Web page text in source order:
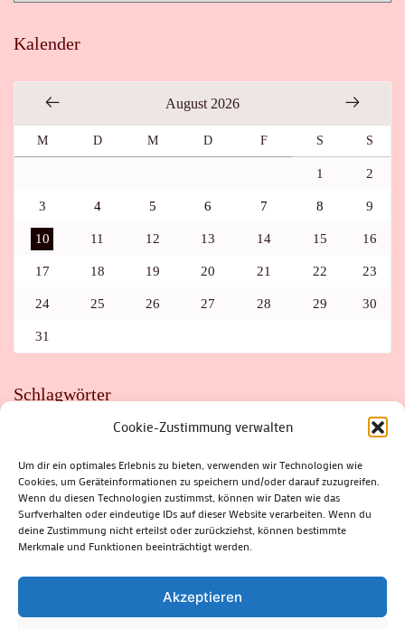
Cookie-Zustimmung verwalten
Um dir ein optimales Erlebnis zu bieten, verwenden wir Technologien wie
Cookies, um Geräteinformationen zu speichern und/oder darauf zuzugreifen.
Wenn du diesen Technologien zustimmst, können wir Daten wie das
Surfverhalten oder eindeutige IDs auf dieser Website verarbeiten. Wenn du
deine Zustimmung nicht erteilst oder zurückziehst, können bestimmte
Merkmale und Funktionen beeinträchtigt werden.
Akzeptieren
Kalender
August 2026
M D M D F S S
1 2
3 4 5 6 7 8 9
10 11 12 13 14 15 16
17 18 19 20 21 22 23
24 25 26 27 28 29 30
31
Schlagwörter
FAHRRAD
FLOHMARKT FOLK GEWINNSPIEL
HITZE
HITZEFALLE AUTO
IRISH DANCE JAZZ
KABARETT
KINDER
KIRMES KLASSIK
KLEINE SUHLER REIHE
KRIMI
KULTUR LESUNG LOTTO
MEININGEN
PARASITEN
PILZE SCHLEUSINGEN
SCHULWEG
SOMMERFERIEN
SPORT SRH
STADTFEST
STADTMARKETING
STRASSENSPERRUNG
SUHL
SUHLER FRÜHLING
SUHLER STADTMARKETING
THÜRINGER WALD
ZELLA-MEHLIS